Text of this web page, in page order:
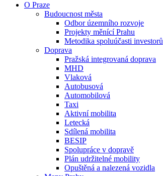
O Praze
Budoucnost města
Odbor územního rozvoje
Projekty měnící Prahu
Metodika spoluúčasti investorů
Doprava
Pražská integrovaná doprava
MHD
Vlaková
Autobusová
Automobilová
Taxi
Aktivní mobilita
Letecká
Sdílená mobilita
BESIP
Spolupráce v dopravě
Plán udržitelné mobility
Opuštěná a nalezená vozidla